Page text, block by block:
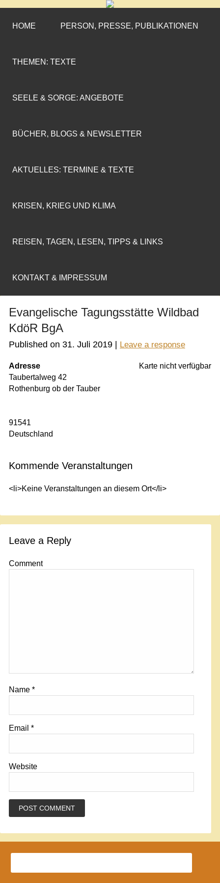
CORNELIA COENEN-
MARX
»ENGAGEMENT MIT PROFIL«
HOME PERSON, PRESSE, PUBLIKATIONEN
THEMEN: TEXTE
SEELE & SORGE: ANGEBOTE
BÜCHER, BLOGS & NEWSLETTER
AKTUELLES: TERMINE & TEXTE
KRISEN, KRIEG UND KLIMA
REISEN, TAGEN, LESEN, TIPPS & LINKS
KONTAKT & IMPRESSUM
Evangelische Tagungsstätte Wildbad
KdöR BgA
Published on 31. Juli 2019| Leave a response
Karte nicht verfügbar
Adresse
Taubertalweg 42
Rothenburg ob der Tauber
91541
Deutschland
Kommende Veranstaltungen
<li>Keine Veranstaltungen an diesem Ort</li>
Leave a Reply
Comment
Name *
Email *
Website